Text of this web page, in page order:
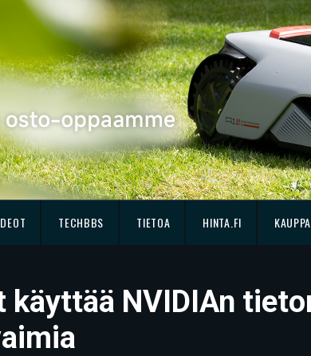
TECHBBS TIETOA HINTA.FI KAUPPA
NVIDIAn